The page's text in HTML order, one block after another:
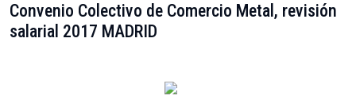
Convenio Colectivo de Comercio Metal, revisión
salarial 2017 MADRID